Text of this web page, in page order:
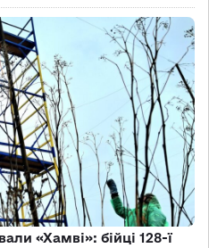
«Хамві»: бійці 128-ї